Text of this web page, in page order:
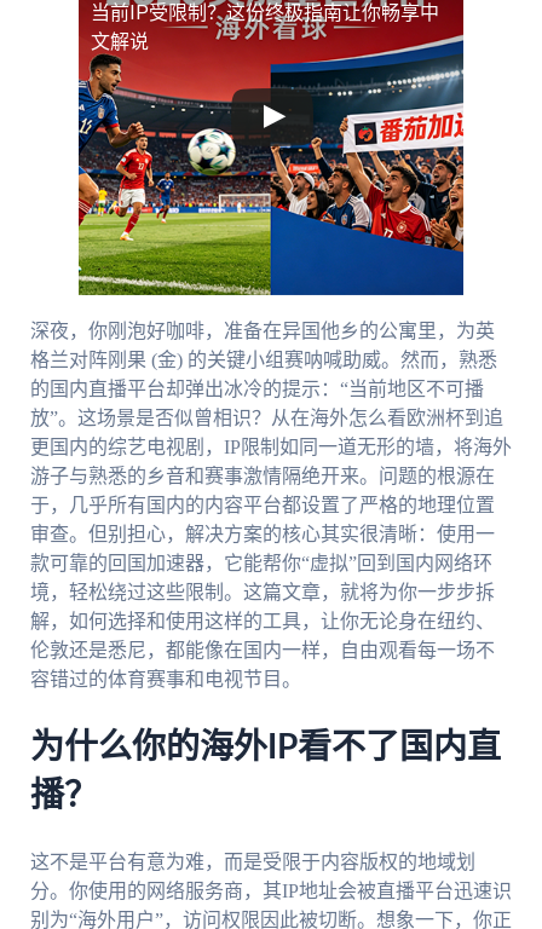
当前IP受限制？这份终极指南让你畅享中
文解说
深夜，你刚泡好咖啡，准备在异国他乡的公寓里，为英
格兰对阵刚果 (金) 的关键小组赛呐喊助威。然而，熟悉
的国内直播平台却弹出冰冷的提示：“当前地区不可播
放”。这场景是否似曾相识？从在海外怎么看欧洲杯到追
更国内的综艺电视剧，IP限制如同一道无形的墙，将海外
游子与熟悉的乡音和赛事激情隔绝开来。问题的根源在
于，几乎所有国内的内容平台都设置了严格的地理位置
审查。但别担心，解决方案的核心其实很清晰：使用一
款可靠的回国加速器，它能帮你“虚拟”回到国内网络环
境，轻松绕过这些限制。这篇文章，就将为你一步步拆
解，如何选择和使用这样的工具，让你无论身在纽约、
伦敦还是悉尼，都能像在国内一样，自由观看每一场不
容错过的体育赛事和电视节目。
为什么你的海外IP看不了国内直
播？
这不是平台有意为难，而是受限于内容版权的地域划
分。你使用的网络服务商，其IP地址会被直播平台迅速识
别为“海外用户”，访问权限因此被切断。想象一下，你正